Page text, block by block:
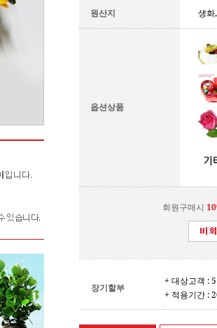
원산지 생화
옵션상품
회원구매시
장기할부
+ 대상고객 :
+ 적용기간 :